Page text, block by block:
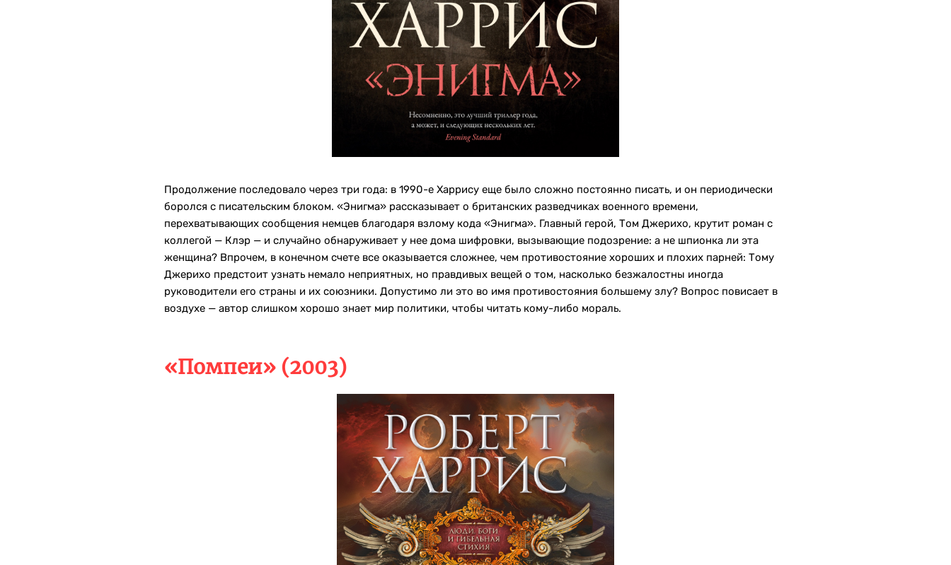
Продолжение последовало через три года: в 1990-е Харрису еще было сложно постоянно писать, и он периодически
боролся с писательским блоком. «Энигма» рассказывает о британских разведчиках военного времени,
перехватывающих сообщения немцев благодаря взлому кода «Энигма». Главный герой, Том Джерихо, крутит роман с
коллегой — Клэр — и случайно обнаруживает у нее дома шифровки, вызывающие подозрение: а не шпионка ли эта
женщина? Впрочем, в конечном счете все оказывается сложнее, чем противостояние хороших и плохих парней: Тому
Джерихо предстоит узнать немало неприятных, но правдивых вещей о том, насколько безжалостны иногда
руководители его страны и их союзники. Допустимо ли это во имя противостояния большему злу? Вопрос повисает в
воздухе — автор слишком хорошо знает мир политики, чтобы читать кому-либо мораль.
«Помпеи» (2003)